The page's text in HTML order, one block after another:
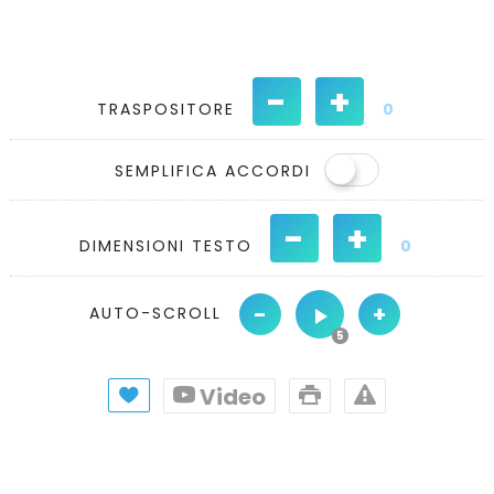
TRASPOSITORE - + 0
SEMPLIFICA ACCORDI
DIMENSIONI TESTO - + 0
AUTO-SCROLL - +
Video